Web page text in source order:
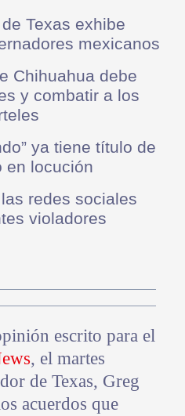
Texas exhibe
mexicanos
Chihuahua debe
y combatir a los
ya tiene título de
en locución
redes sociales
violadores
escrito para el
, el martes
de Texas, Greg
acuerdos que